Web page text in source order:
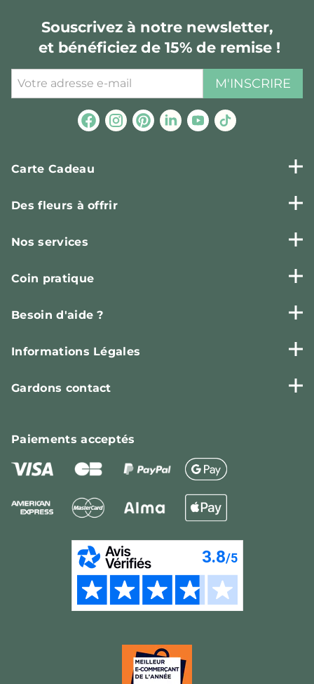
Souscrivez à notre newsletter,
et bénéficiez de 15% de remise !
M'INSCRIRE
Carte Cadeau
Des fleurs à offrir
Nos services
Coin pratique
Besoin d'aide ?
Informations Légales
Gardons contact
Paiementsacceptés